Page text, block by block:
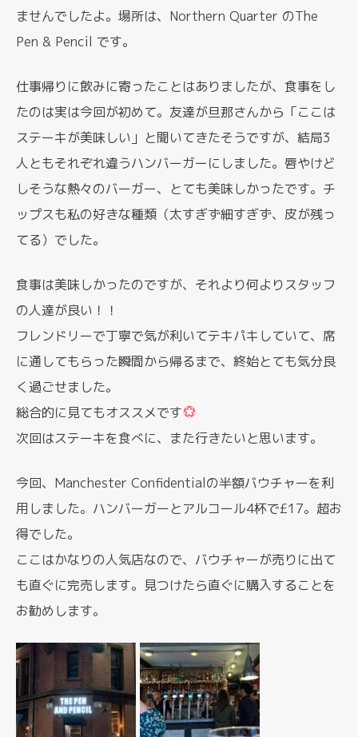
ませんでしたよ。場所は、Northern Quarter のThe
Pen & Pencil です。
仕事帰りに飲みに寄ったことはありましたが、食事をし
たのは実は今回が初めて。友達が旦那さんから「ここは
ステーキが美味しい」と聞いてきたそうですが、結局3
人ともそれぞれ違うハンバーガーにしました。唇やけど
しそうな熱々のバーガー、とても美味しかったです。チ
ップスも私の好きな種類（太すぎず細すぎず、皮が残っ
てる）でした。
食事は美味しかったのですが、それより何よりスタッフ
の人達が良い！！
フレンドリーで丁寧で気が利いてテキパキしていて、席
に通してもらった瞬間から帰るまで、終始とても気分良
く過ごせました。
総合的に見てもオススメです
次回はステーキを食べに、また行きたいと思います。
今回、Manchester Confidentialの半額バウチャーを利
用しました。ハンバーガーとアルコール4杯で£17。超お
得でした。
ここはかなりの人気店なので、バウチャーが売りに出て
も直ぐに完売します。見つけたら直ぐに購入することを
お勧めします。